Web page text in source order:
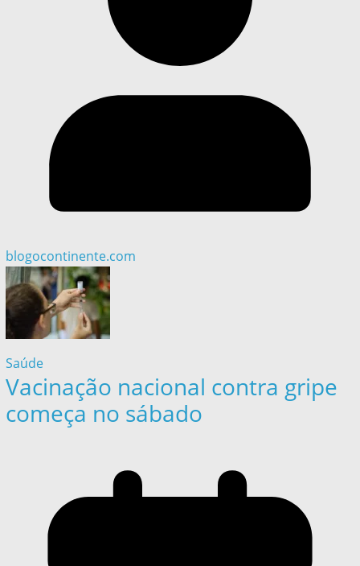
blogocontinente.com
Saúde
Vacinação nacional contra gripe
começa no sábado